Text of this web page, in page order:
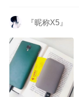
『昵称X5』